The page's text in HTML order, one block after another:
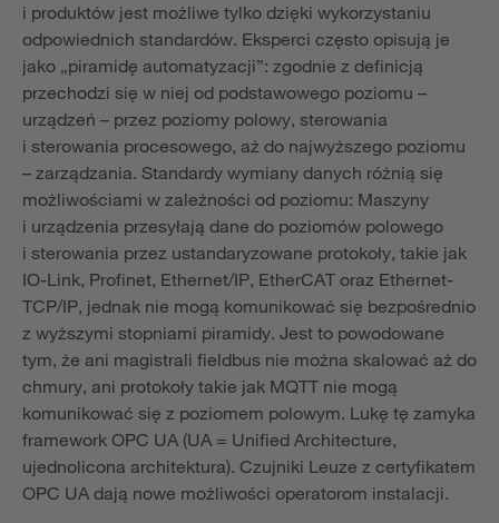
i produktów jest możliwe tylko dzięki wykorzystaniu
odpowiednich standardów. Eksperci często opisują je
jako „piramidę automatyzacji”: zgodnie z definicją
przechodzi się w niej od podstawowego poziomu –
urządzeń – przez poziomy polowy, sterowania
i sterowania procesowego, aż do najwyższego poziomu
– zarządzania. Standardy wymiany danych różnią się
możliwościami w zależności od poziomu: Maszyny
i urządzenia przesyłają dane do poziomów polowego
i sterowania przez ustandaryzowane protokoły, takie jak
IO-Link, Profinet, Ethernet/IP, EtherCAT oraz Ethernet-
TCP/IP, jednak nie mogą komunikować się bezpośrednio
z wyższymi stopniami piramidy. Jest to powodowane
tym, że ani magistrali fieldbus nie można skalować aż do
chmury, ani protokoły takie jak MQTT nie mogą
komunikować się z poziomem polowym. Lukę tę zamyka
framework OPC UA (UA = Unified Architecture,
ujednolicona architektura). Czujniki Leuze z certyfikatem
OPC UA dają nowe możliwości operatorom instalacji.